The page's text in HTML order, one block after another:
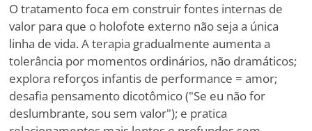
O tratamento foca em construir fontes internas de
valor para que o holofote externo não seja a única
linha de vida. A terapia gradualmente aumenta a
tolerância por momentos ordinários, não dramáticos;
explora reforços infantis de performance = amor;
desafia pensamento dicotômico ("Se eu não for
deslumbrante, sou sem valor"); e pratica